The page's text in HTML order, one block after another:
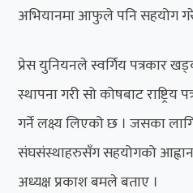
अभियानमा आफुले पनि सहयोग
प्रेस युनियनले स्वर्गिय पत्रकार
स्थापना गरी सो कोषबाट राष्ट्रिय
गर्ने लक्ष्य लिएको छ । जसका
संघसंस्थाहरुसँग सहयोगको
अध्यक्ष प्रकाश बमले बताए ।